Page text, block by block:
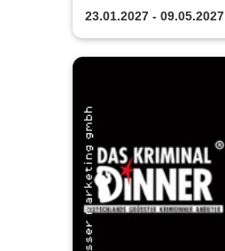
Valk GmbH
23.01.2027 - 09.05.2027